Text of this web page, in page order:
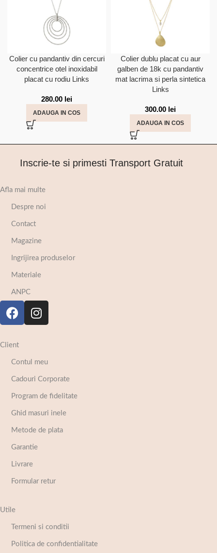
Colier cu pandantiv din cercuri
concentrice otel inoxidabil
placat cu rodiu Links
280.00 lei
ADAUGA IN COS
Colier dublu placat cu aur
galben de 18k cu pandantiv
mat lacrima si perla sintetica
Links
300.00 lei
ADAUGA IN COS
Inscrie-te si primesti Transport Gratuit
Afla mai multe
Despre noi
Contact
Magazine
Ingrijirea produselor
Materiale
ANPC
Client
Contul meu
Cadouri Corporate
Program de fidelitate
Ghid masuri inele
Metode de plata
Garantie
Livrare
Formular retur
Utile
Termeni si conditii
Politica de confidentialitate